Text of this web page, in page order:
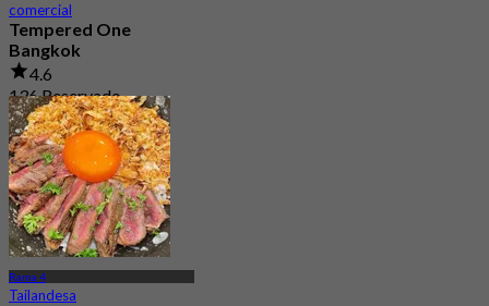
comercial
Tempered One
Bangkok
4.6
136 Reservado
Desde฿ 363.33
Rama 4
Tailandesa